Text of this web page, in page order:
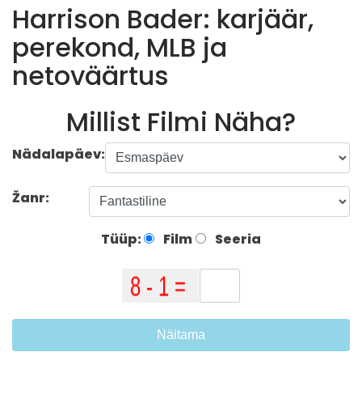
Harrison Bader: karjäär,
perekond, MLB ja
netoväärtus
Millist Filmi Näha?
Nädalapäev:
Žanr:
Tüüp: Film Seeria
Näitama